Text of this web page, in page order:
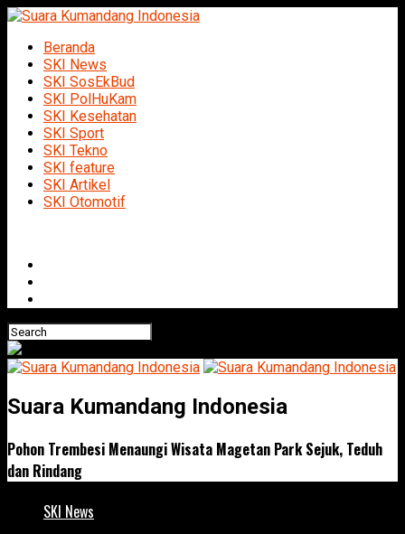
Beranda
SKI News
SKI SosEkBud
SKI PolHuKam
SKI Kesehatan
SKI Sport
SKI Tekno
SKI feature
SKI Artikel
SKI Otomotif
Suara Kumandang Indonesia
Pohon Trembesi Menaungi Wisata Magetan Park Sejuk, Teduh
dan Rindang
SKI News